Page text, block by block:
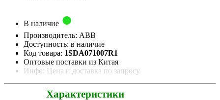
В наличие
Производитель: ABB
Доступность: в наличие
Код товара: 1SDA071007R1
Оптовые поставки из Китая
Инфо: Цена и доставка по запросу
Характеристики